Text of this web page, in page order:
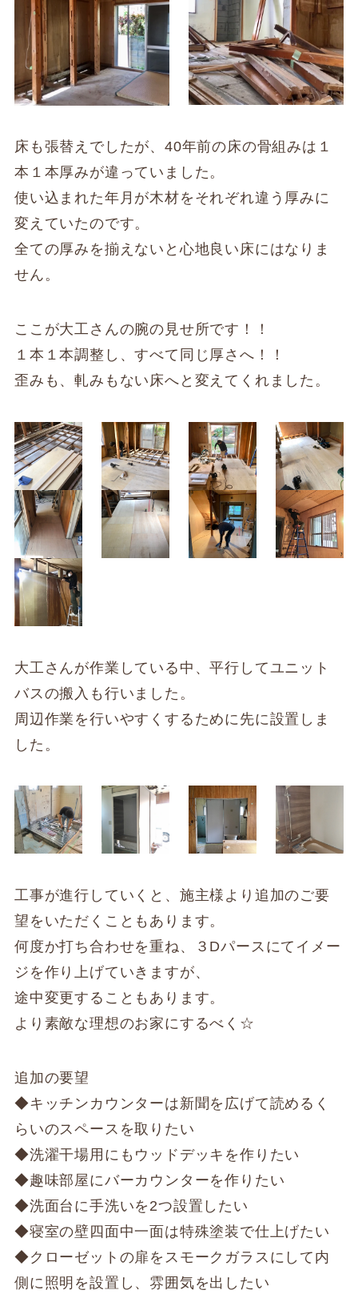
床も張替えでしたが、40年前の床の骨組みは１
本１本厚みが違っていました。
使い込まれた年月が木材をそれぞれ違う厚みに
変えていたのです。
全ての厚みを揃えないと心地良い床にはなりま
せん。
ここが大工さんの腕の見せ所です！！
１本１本調整し、すべて同じ厚さへ！！
歪みも、軋みもない床へと変えてくれました。
大工さんが作業している中、平行してユニット
バスの搬入も行いました。
周辺作業を行いやすくするために先に設置しま
した。
工事が進行していくと、施主様より追加のご要
望をいただくこともあります。
何度か打ち合わせを重ね、３Dパースにてイメー
ジを作り上げていきますが、
途中変更することもあります。
より素敵な理想のお家にするべく☆
追加の要望
◆キッチンカウンターは新聞を広げて読めるく
らいのスペースを取りたい
◆洗濯干場用にもウッドデッキを作りたい
◆趣味部屋にバーカウンターを作りたい
◆洗面台に手洗いを2つ設置したい
◆寝室の壁四面中一面は特殊塗装で仕上げたい
◆クローゼットの扉をスモークガラスにして内
側に照明を設置し、雰囲気を出したい